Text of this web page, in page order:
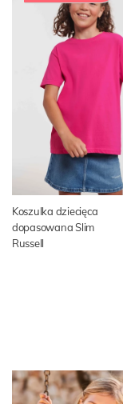
Koszulka dziecięca
dopasowana Slim
Russell